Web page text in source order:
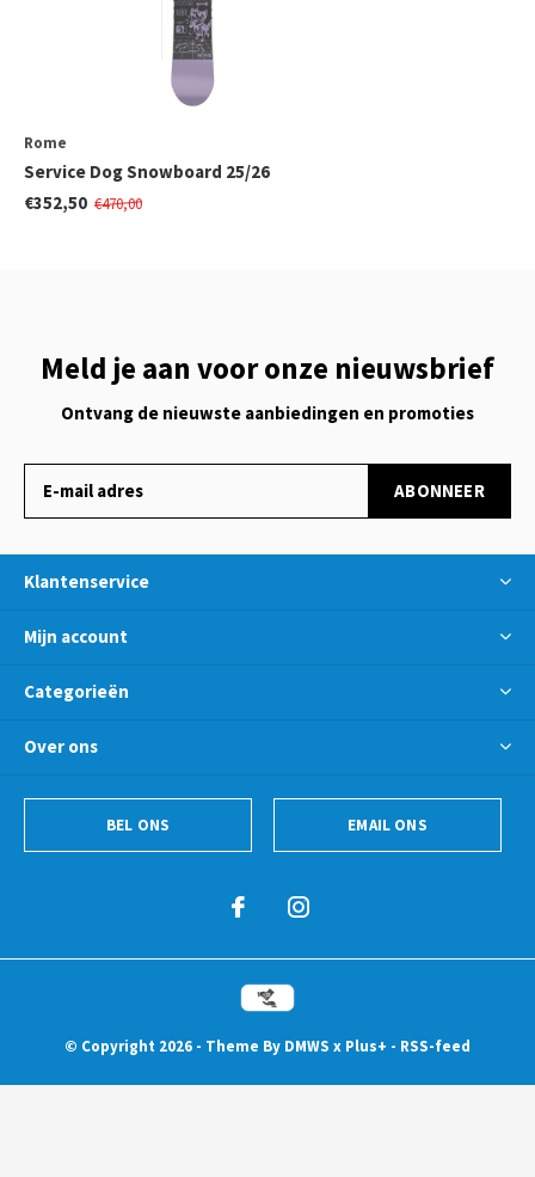
Rome
Service Dog Snowboard 25/26
€352,50 €470,00
Meld je aan voor onze nieuwsbrief
Ontvang de nieuwste aanbiedingen en promoties
ABONNEER
Klantenservice
Mijn account
Categorieën
Over ons
BEL ONS EMAIL ONS
© Copyright 2026 - Theme By DMWS x Plus+ - RSS-feed